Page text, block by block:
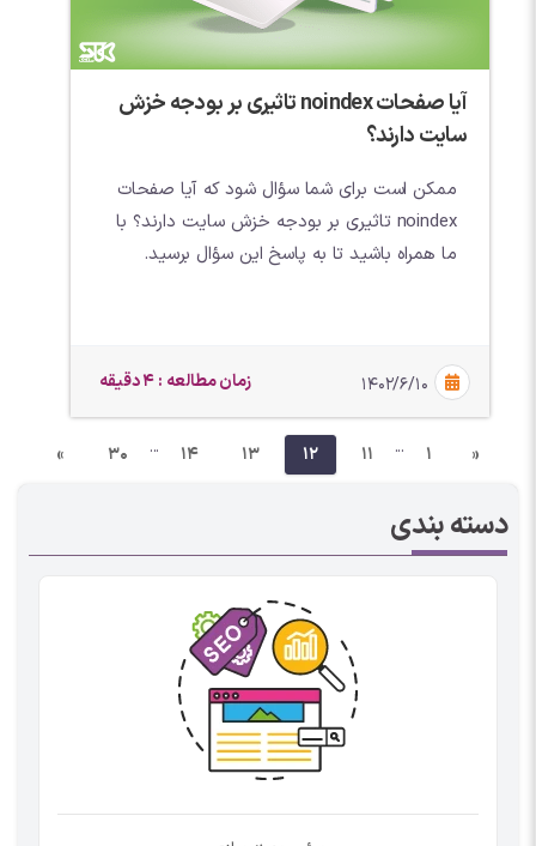
آیا صفحات noindex تاثیری بر بودجه خزش
سایت دارند؟
ممکن است برای شما سؤال شود که آیا صفحات
noindex تاثیری بر بودجه خزش سایت دارند؟ با
ما همراه باشید تا به پاسخ این سؤال برسید.
۱۴۰۲/۶/۱۰ زمان مطالعه : 4 دقیقه
«
1
...
11
12
13
14
...
30
»
دسته بندی